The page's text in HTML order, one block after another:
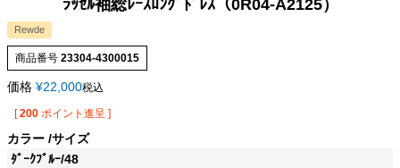
ﾗｯｾﾙ袖総ﾚｰｽﾛﾝｸﾞﾄﾞﾚｽ（0R04-A2125）
Rewde
商品番号 23304-4300015
価格 ¥22,000税込
[ 200 ポイント進呈 ]
カラー サイズ
ﾀﾞｰｸﾌﾞﾙｰ/48